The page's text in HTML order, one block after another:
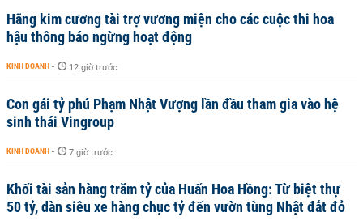
Hãng kim cương tài trợ vương miện cho các cuộc thi hoa
hậu thông báo ngừng hoạt động
KINH DOANH - 12 giờ trước
Con gái tỷ phú Phạm Nhật Vượng lần đầu tham gia vào hệ
sinh thái Vingroup
KINH DOANH - 7 giờ trước
Khối tài sản hàng trăm tỷ của Huấn Hoa Hồng: Từ biệt thự
50 tỷ, dàn siêu xe hàng chục tỷ đến vườn tùng Nhật đắt đỏ